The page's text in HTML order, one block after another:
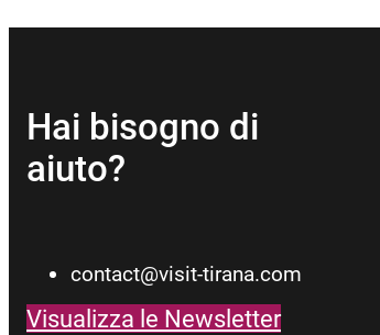
Hai bisogno di
aiuto?
contact@visit-tirana.com
Visualizza le Newsletter